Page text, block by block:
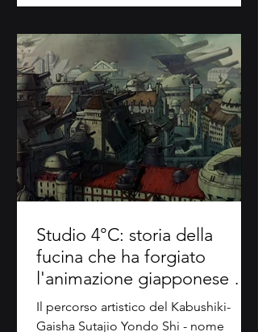
senza che diventi uno sterile gioco
violenza estetizzata? In mezzo a molti
film dal vero impegnati a mostrare il
campo di battaglia, l’animazione è
riuscita con doloroso
Studio 4°C: storia della
fucina che ha forgiato
l'animazione giapponese del
XXI secolo (Parte 1)
Il percorso artistico del Kabushiki-
Gaisha Sutajio Yondo Shi - nome